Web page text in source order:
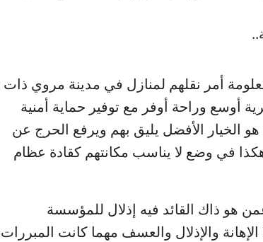
أمر نقلهم لمنازل في مدينة مروي ذات
أوسع وراحة أوفر مع توفير حماية أمنية
الخيار الأفضل يليق بهم ويرفع الحرج عن
هكذا في وضع لا يناسب مكانتهم كقادة عظام
هو ذاك القائد فيه إذلال للمؤسسة
الإهانة والإذلال والعسف مهما كانت المبررات